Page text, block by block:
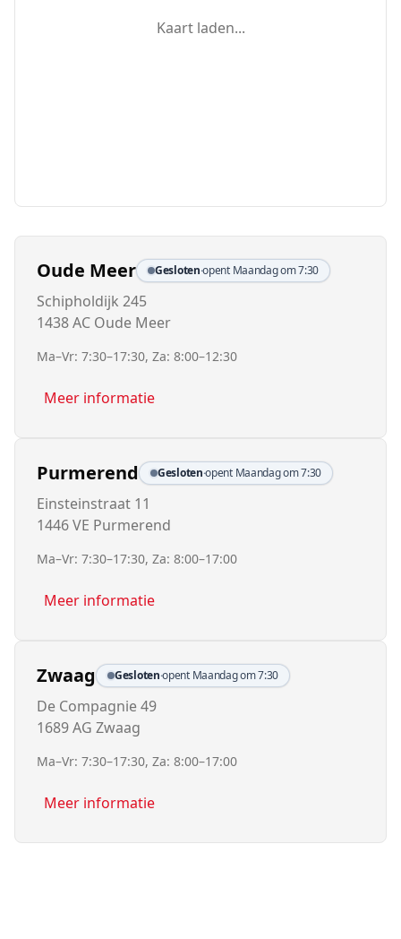
Kaart laden...
Oude Meer Gesloten·opent Maandag om 7:30
Schipholdijk 245
1438 AC Oude Meer
Ma–Vr: 7:30–17:30, Za: 8:00–12:30
Meer informatie
Purmerend Gesloten·opent Maandag om 7:30
Einsteinstraat 11
1446 VE Purmerend
Ma–Vr: 7:30–17:30, Za: 8:00–17:00
Meer informatie
Zwaag Gesloten·opent Maandag om 7:30
De Compagnie 49
1689 AG Zwaag
Ma–Vr: 7:30–17:30, Za: 8:00–17:00
Meer informatie